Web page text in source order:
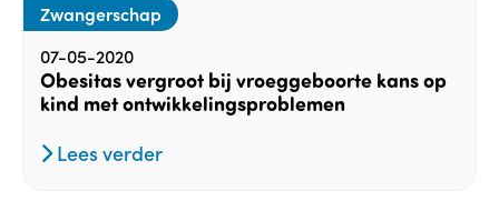
Zwangerschap
07-05-2020
Obesitas vergroot bij vroeggeboorte kans op
kind met ontwikkelingsproblemen
Lees verder